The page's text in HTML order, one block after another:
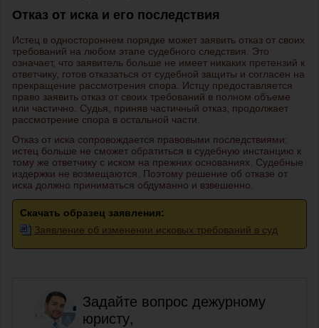
Отказ от иска и его последствия
Истец в одностороннем порядке может заявить отказ от своих
требований на любом этапе судебного следствия. Это
означает, что заявитель больше не имеет никаких претензий к
ответчику, готов отказаться от судебной защиты и согласен на
прекращение рассмотрения спора. Истцу предоставляется
право заявить отказ от своих требований в полном объеме
или частично. Судья, приняв частичный отказ, продолжает
рассмотрение спора в остальной части.
Отказ от иска сопровождается правовыми последствиями:
истец больше не сможет обратиться в судебную инстанцию к
тому же ответчику с иском на прежних основаниях. Судебные
издержки не возмещаются. Поэтому решение об отказе от
иска должно приниматься обдуманно и взвешенно.
Скачать образец заявления:
Заявление об изменении исковых требований в суд
Задайте вопрос дежурному
юристу,